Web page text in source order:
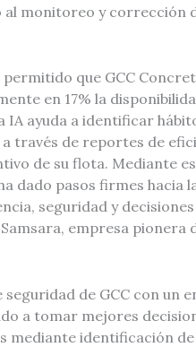
al monitoreo y corrección
que GCC
en 17% la
IA ayuda a identificar
través de reportes de
de su flota. Mediante
dado pasos firmes hacia
seguridad y
empresa pionera
de GCC con un
a tomar mejores
mediante identificación